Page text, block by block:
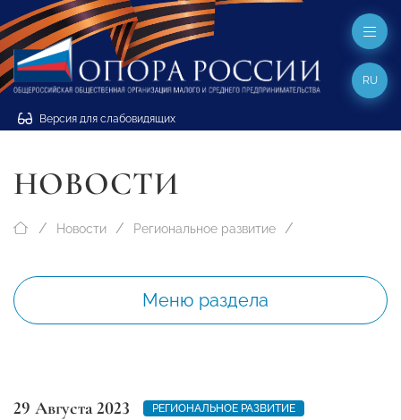
Версия для слабовидящих
RU
НОВОСТИ
Новости Региональное развитие
Меню раздела
29 Августа 2023
РЕГИОНАЛЬНОЕ РАЗВИТИЕ